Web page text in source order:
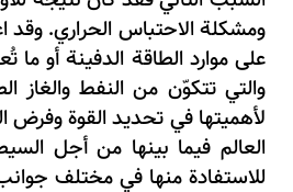
ومشكلة الاحتباس الحراري. وقد
على موارد الطاقة الدفينة أو ما
والتي تتكوّن من النفط والغاز
لأهميتها في تحديد القوة
العالم فيما بينها من أجل
للاستفادة منها في مختلف